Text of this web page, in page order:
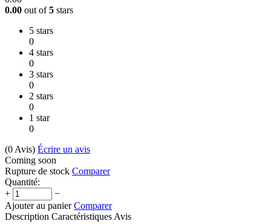
0.00 out of5 stars
5 stars
0
4 stars
0
3 stars
0
2 stars
0
1 star
0
(0 Avis) Écrire un avis
Coming soon
Rupture de stock Comparer
Quantité:
+
−
Ajouter au panier Comparer
Description Caractéristiques Avis